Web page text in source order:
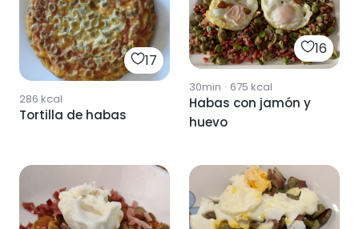
17
286 kcal
Tortilla de habas
16
30min · 675 kcal
Habas con jamón y
huevo